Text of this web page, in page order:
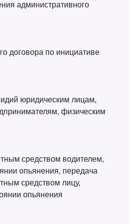
административного
договора по инициативе
юридическим лицам,
физическим
средством водителем,
опьянения, передача
средством лицу,
опьянения